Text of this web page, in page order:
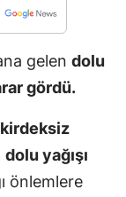
Erzurum
Eskişehir
Gümüşhane
gelen dolu
gördü.
dolu yağışı
önlemlere